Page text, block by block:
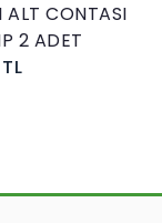
KARBÜRATÖR